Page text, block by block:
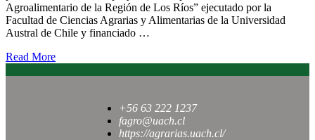
Agroalimentario de la Región de Los Ríos” ejecutado por la
Facultad de Ciencias Agrarias y Alimentarias de la Universidad
Austral de Chile y financiado …
Read More
+56 63 222 1237
fagro@uach.cl
https://agrarias.uach.cl/